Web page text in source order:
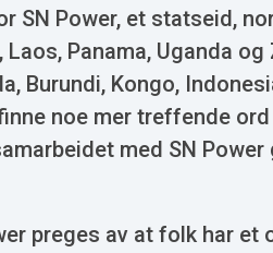
SN Power, et statseid,
Panama, Uganda og
Burundi, Kongo,
noe mer treffende
med SN
preges av at folk har et